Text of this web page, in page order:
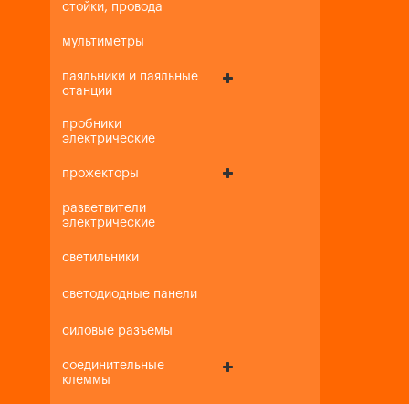
стойки, провода
мультиметры
паяльники и паяльные
станции
пробники
электрические
прожекторы
разветвители
электрические
светильники
светодиодные панели
силовые разъемы
соединительные
клеммы